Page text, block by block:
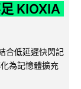
KIOXIA
合低延遲快閃記
為記憶體擴充